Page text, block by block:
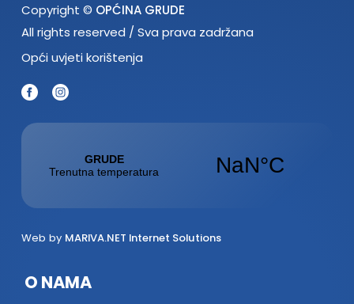
Copyright © OPĆINA GRUDE
All rights reserved / Sva prava zadržana
Opći uvjeti korištenja
Web by MARIVA.NET Internet Solutions
O NAMA